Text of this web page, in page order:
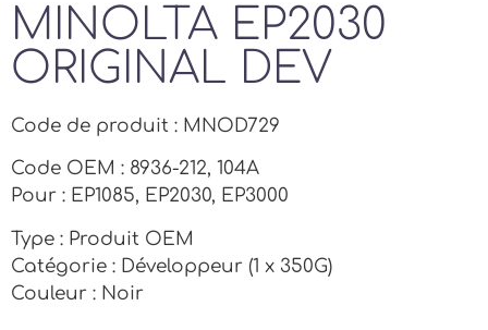
MINOLTA EP2030
ORIGINAL DEV
Code de produit : MNOD729
Code OEM : 8936-212, 104A
Pour : EP1085, EP2030, EP3000
Type : Produit OEM
Catégorie : Développeur (1 x 350G)
Couleur : Noir